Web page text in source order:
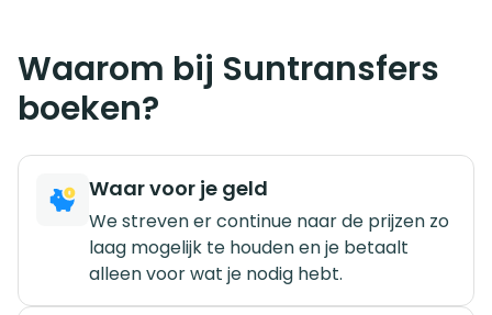
Waarom bij Suntransfers
boeken?
Waar voor je geld
We streven er continue naar de prijzen zo
laag mogelijk te houden en je betaalt
alleen voor wat je nodig hebt.